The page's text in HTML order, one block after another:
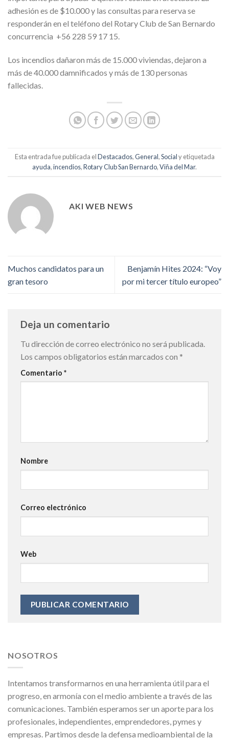
adhesión es de $10.000 y las consultas para reserva se
responderán en el teléfono del Rotary Club de San Bernardo
concurrencia +56 228 59 17 15.
Los incendios dañaron más de 15.000 viviendas, dejaron a
más de 40.000 damnificados y más de 130 personas
fallecidas.
Esta entrada fue publicada elDestacados,General,Socialy etiquetada
ayuda,incendios,Rotary Club San Bernardo,Viña del Mar.
AKI WEB NEWS
Muchos candidatos para un
gran tesoro
Benjamín Hites 2024: “Voy
por mi tercer título europeo”
Deja un comentario
Tu dirección de correo electrónico no será publicada.
Los campos obligatorios están marcados con *
Comentario *
Nombre
Correo electrónico
Web
NOSOTROS
Intentamos transformarnos en una herramienta útil para el
progreso, en armonía con el medio ambiente a través de las
comunicaciones. También esperamos ser un aporte para los
profesionales, independientes, emprendedores, pymes y
empresas. Partimos desde la defensa medioambiental de la